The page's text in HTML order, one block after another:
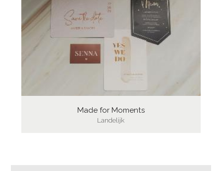
Made for Moments
Landelijk